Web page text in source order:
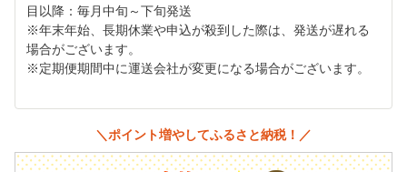
目以降：毎月中旬～下旬発送
※年末年始、長期休業や申込が殺到した際は、発送が遅れる
場合がございます。
※定期便期間中に運送会社が変更になる場合がございます。
＼ポイント増やしてふるさと納税！／